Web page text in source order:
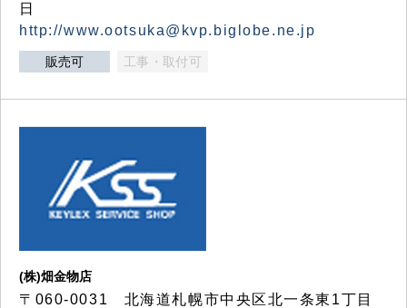
日
http://www.ootsuka@kvp.biglobe.ne.jp
販売可 工事・取付可
(株)畑金物店
〒060-0031 北海道札幌市中央区北一条東1丁目